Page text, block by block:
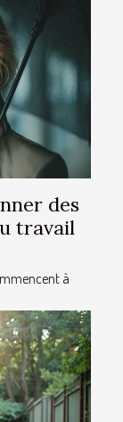
des
travail
à